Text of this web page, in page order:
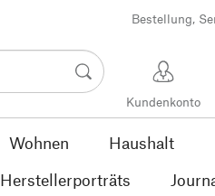
Bestellung,
Kundenkonto
Wohnen Haushalt
Herstellerporträts